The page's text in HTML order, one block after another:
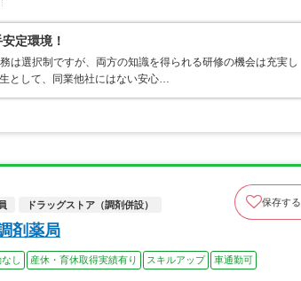
定環境！
は選択制ですが、両方の知識を得られる研修の機会は充実し
として、同業他社にはない安心…
ドラッグストア（調剤併設） 保存する
剤薬局
し 産休・育休取得実績有り スキルアップ
車通勤可